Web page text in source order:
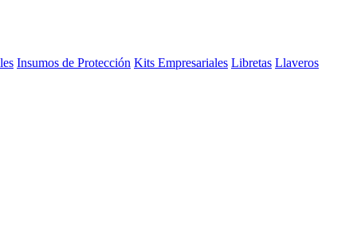
Insumos de Protección Kits Empresariales Libretas Llaveros